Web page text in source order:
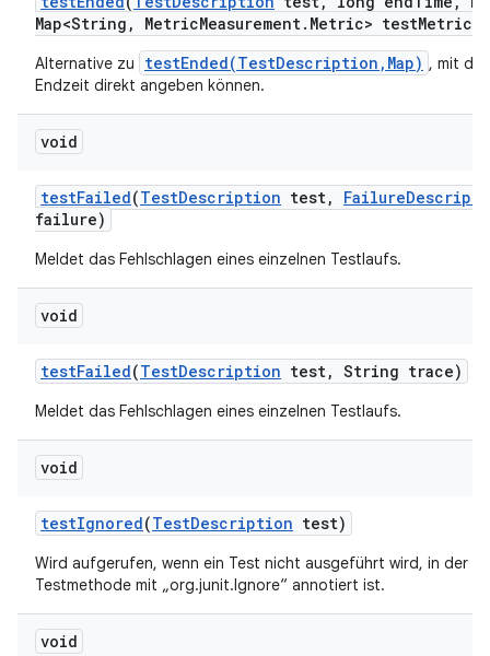
Map<String , MetricMeasurement. Metric> testMetrics)
Alternative zu testEnded(TestDescription,Map) , mit
Endzeit direkt angeben können.
void
testFailed(TestDescription test, Failure
failure)
Meldet das Fehlschlagen eines einzelnen Testlaufs.
void
testFailed(TestDescription test, String trace)
Meldet das Fehlschlagen eines einzelnen Testlaufs.
void
testIgnored(TestDescription test)
Wird aufgerufen, wenn ein Test nicht ausgeführt wird, in der
Testmethode mit „org.junit.Ignore“ annotiert ist.
void